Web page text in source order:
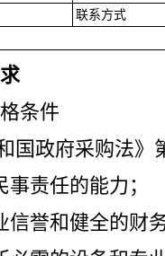
联系方式
条件
国政府采购法》
事责任的能力；
信誉和健全的财